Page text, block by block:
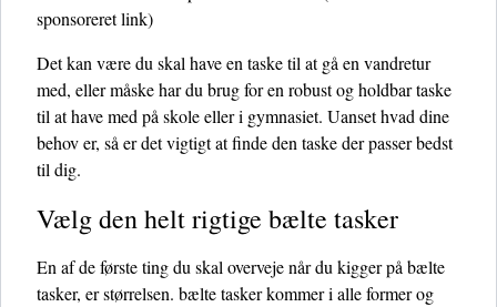
sponsoreret link)
Det kan være du skal have en taske til at gå en vandretur
med, eller måske har du brug for en robust og holdbar taske
til at have med på skole eller i gymnasiet. Uanset hvad dine
behov er, så er det vigtigt at finde den taske der passer bedst
til dig.
Vælg den helt rigtige bælte tasker
En af de første ting du skal overveje når du kigger på bælte
tasker, er størrelsen. bælte tasker kommer i alle former og